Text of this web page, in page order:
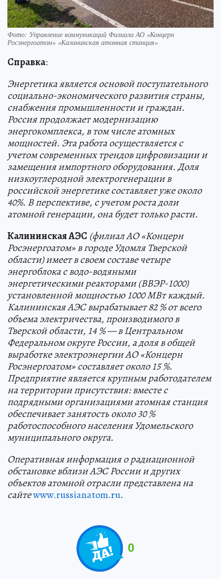
Фото: Управление коммуникаций Филиала АО «Концерн
Росэнергоатом» «Калининская атомная станция»
Справка:
Энергетика является основой поступательного
социально-экономического развития страны,
снабжения промышленности и граждан.
Россия продолжает модернизацию
энергокомплекса, в том числе атомных
мощностей. Эта работа осуществляется с
учетом современных трендов цифровизации и
замещения импортного оборудования. Доля
низкоуглеродной электрогенерации в
российской энергетике составляет уже около
40%. В перспективе, с учетом роста доли
атомной генерации, она будет только расти.
Калининская АЭС (филиал АО «Концерн
Росэнергоатом» в городе Удомля Тверской
области) имеет в своем составе четыре
энергоблока с водо-водяными
энергетическими реакторами (ВВЭР-1000)
установленной мощностью 1000 МВт каждый.
Калининская АЭС вырабатывает 82 % от всего
объема электричества, производимого в
Тверской области, 14 % — в Центральном
Федеральном округе России, а доля в общей
выработке электроэнергии АО «Концерн
Росэнергоатом» составляет около 15 %.
Предприятие является крупным работодателем
на территории присутствия: вместе с
подрядными организациями атомная станция
обеспечивает занятость около 30 %
работоспособного населения Удомельского
муниципального округа.
Оперативная информация о радиационной
обстановке вблизи АЭС России и других
объектов атомной отрасли представлена на
сайтеwww.russianatom.ru.
0